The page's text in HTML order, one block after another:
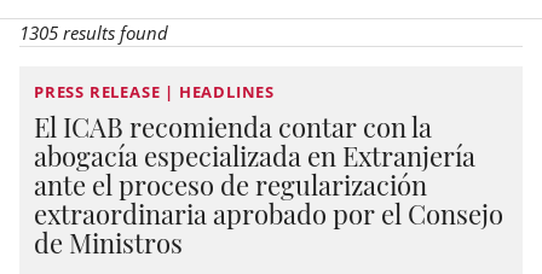
1305 results found
PRESS RELEASE | HEADLINES
El ICAB recomienda contar con la
abogacía especializada en Extranjería
ante el proceso de regularización
extraordinaria aprobado por el Consejo
de Ministros